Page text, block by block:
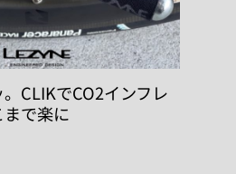
CLIKでCO2インフレ
で楽に